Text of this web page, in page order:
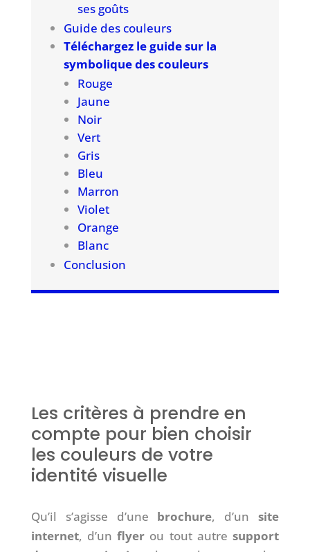
ses goûts
Guide des couleurs
Téléchargez le guide sur la
symbolique des couleurs
Rouge
Jaune
Noir
Vert
Gris
Bleu
Marron
Violet
Orange
Blanc
Conclusion
Les critères à prendre en
compte pour bien choisir
les couleurs de votre
identité visuelle
Qu’il s’agisse d’une brochure, d’unsite
internet, d’unflyer ou tout autresupport